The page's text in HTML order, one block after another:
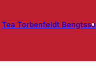
Tea Torbenfeldt